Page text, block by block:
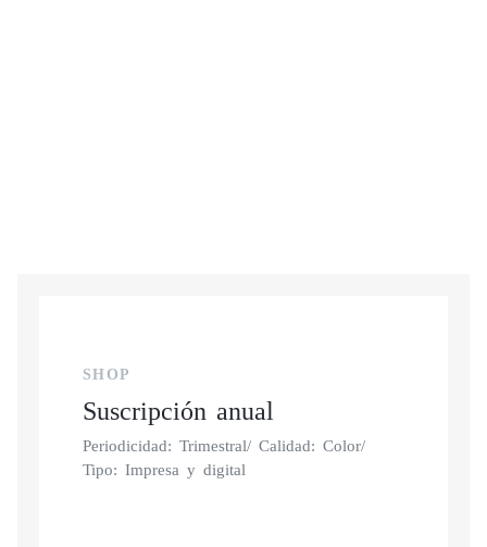
SHOP
Suscripción anual
Periodicidad: Trimestral/ Calidad: Color/
Tipo: Impresa y digital